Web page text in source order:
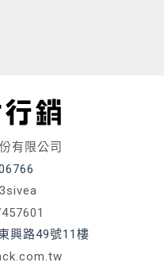
有限公司
興路49號11樓